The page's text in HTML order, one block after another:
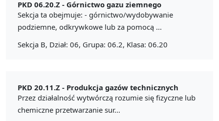
PKD 06.20.Z - Górnictwo gazu ziemnego
Sekcja ta obejmuje: - górnictwo/wydobywanie
podziemne, odkrywkowe lub za pomocą ...
Sekcja B, Dział: 06, Grupa: 06.2, Klasa: 06.20
PKD 20.11.Z - Produkcja gazów technicznych
Przez działalność wytwórczą rozumie się fizyczne lub
chemiczne przetwarzanie sur...